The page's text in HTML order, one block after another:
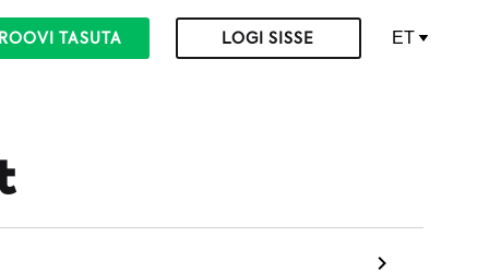
TASUTA LOGI SISSE ET